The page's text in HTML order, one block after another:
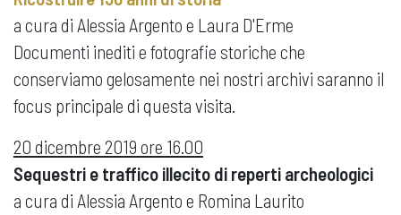
a cura di Alessia Argento e Laura D'Erme
Documenti inediti e fotografie storiche che
conserviamo gelosamente nei nostri archivi saranno il
focus principale di questa visita.
20 dicembre 2019 ore 16.00
Sequestri e traffico illecito di reperti archeologici
a cura di Alessia Argento e Romina Laurito